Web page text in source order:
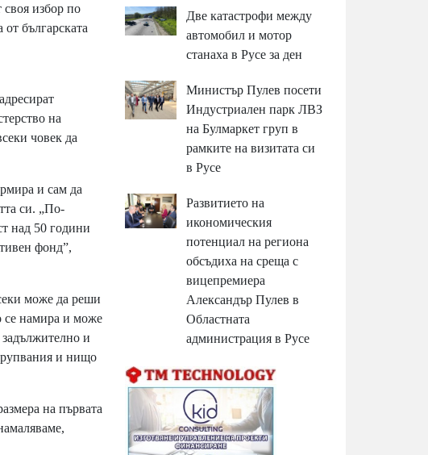
своя избор по
българската
на
човек да
и сам да
си. „По-
над 50 години
фонд”,
може да реши
се намира и може
и
и нищо
на първата
Две катастрофи между
автомобил и мотор
станаха в Русе за ден
Министър Пулев посети
Индустриален парк ЛВЗ
на Булмаркет груп в
рамките на визитата си
в Русе
Развитието на
икономическия
потенциал на региона
обсъдиха на среща с
вицепремиера
Александър Пулев в
Областната
администрация в Русе